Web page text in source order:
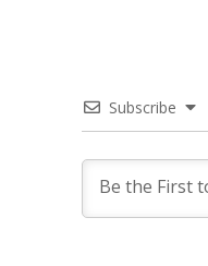
Subscribe